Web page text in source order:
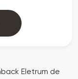
Eletrum de